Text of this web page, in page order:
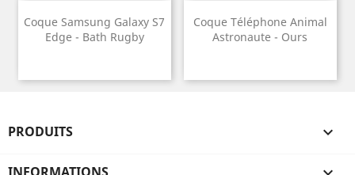
Coque Samsung Galaxy S7
Edge - Bath Rugby
Coque Téléphone Animal
Astronaute - Ours
PRODUITS 